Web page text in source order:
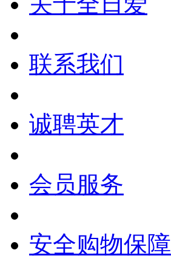
联系我们
诚聘英才
会员服务
安全购物保障